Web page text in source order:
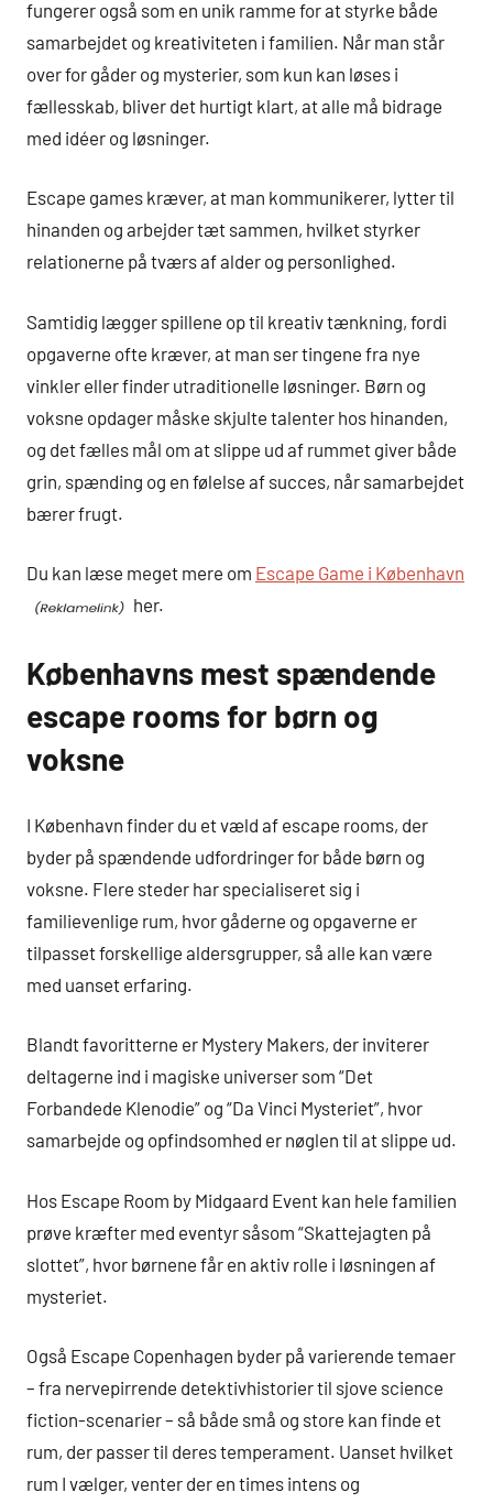
fungerer også som en unik ramme for at styrke både
samarbejdet og kreativiteten i familien. Når man står
over for gåder og mysterier, som kun kan løses i
fællesskab, bliver det hurtigt klart, at alle må bidrage
med idéer og løsninger.
Escape games kræver, at man kommunikerer, lytter til
hinanden og arbejder tæt sammen, hvilket styrker
relationerne på tværs af alder og personlighed.
Samtidig lægger spillene op til kreativ tænkning, fordi
opgaverne ofte kræver, at man ser tingene fra nye
vinkler eller finder utraditionelle løsninger. Børn og
voksne opdager måske skjulte talenter hos hinanden,
og det fælles mål om at slippe ud af rummet giver både
grin, spænding og en følelse af succes, når samarbejdet
bærer frugt.
Du kan læse meget mere om Escape Game i København
her.
Københavns mest spændende
escape rooms for børn og
voksne
I København finder du et væld af escape rooms, der
byder på spændende udfordringer for både børn og
voksne. Flere steder har specialiseret sig i
familievenlige rum, hvor gåderne og opgaverne er
tilpasset forskellige aldersgrupper, så alle kan være
med uanset erfaring.
Blandt favoritterne er Mystery Makers, der inviterer
deltagerne ind i magiske universer som “Det
Forbandede Klenodie” og “Da Vinci Mysteriet”, hvor
samarbejde og opfindsomhed er nøglen til at slippe ud.
Hos Escape Room by Midgaard Event kan hele familien
prøve kræfter med eventyr såsom “Skattejagten på
slottet”, hvor børnene får en aktiv rolle i løsningen af
mysteriet.
Også Escape Copenhagen byder på varierende temaer
– fra nervepirrende detektivhistorier til sjove science
fiction-scenarier – så både små og store kan finde et
rum, der passer til deres temperament. Uanset hvilket
rum I vælger, venter der en times intens og